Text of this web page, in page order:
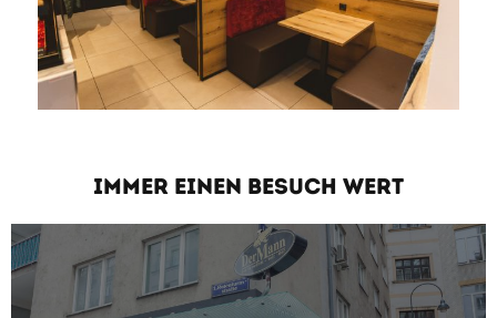
IMMER EINEN BESUCH WERT